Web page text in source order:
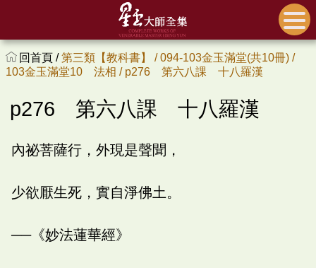
回首頁 /第三類【教科書】 /094-103金玉滿堂(共10冊) /
103金玉滿堂10 法相 / p276 第六八課 十八羅漢
p276 第六八課 十八羅漢
內祕菩薩行，外現是聲聞，
少欲厭生死，實自淨佛土。
──《妙法蓮華經》